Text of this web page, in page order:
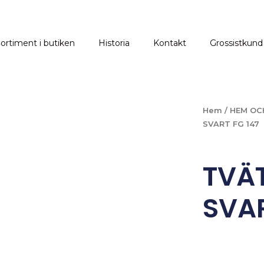
i butiken Historia Kontakt Grossistkund
Hem / HEM
SVART FG 147